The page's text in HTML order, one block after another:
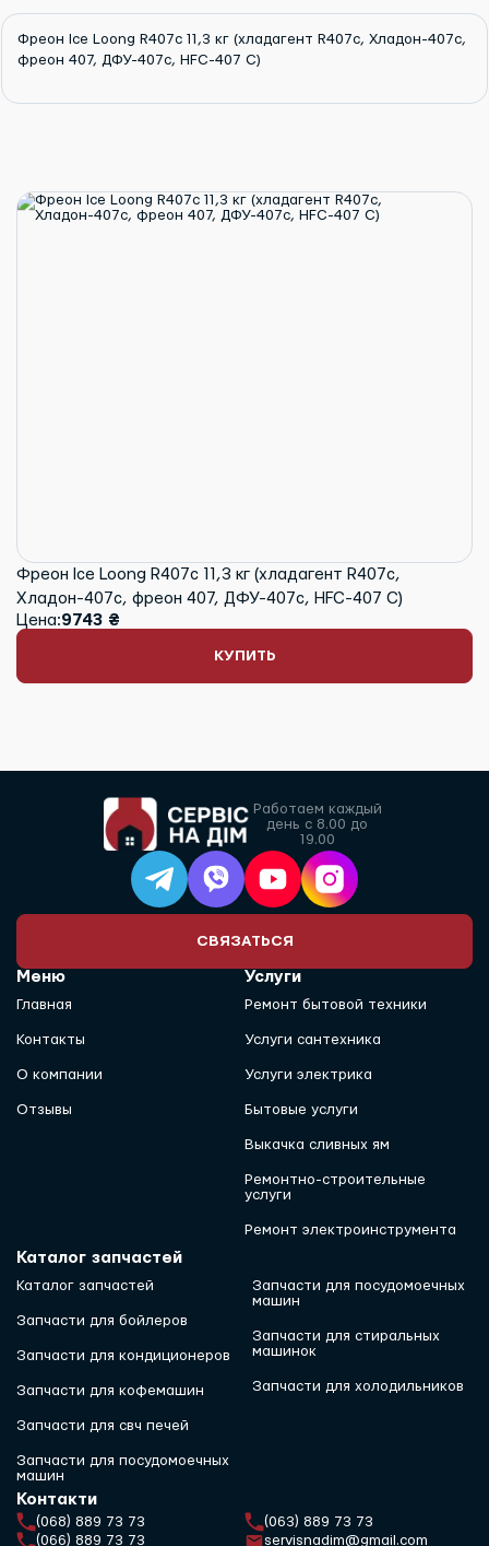
Фреон Ice Loong R407c 11,3 кг (хладагент R407c, Хладон-407c,
фреон 407, ДФУ-407c, HFC-407 С)
Фреон Ice Loong R407c 11,3 кг (хладагент R407c,
Хладон-407c, фреон 407, ДФУ-407c, HFC-407 С)
Цена:9743 ₴
КУПИТЬ
Работаем каждый
день с 8.00 до
19.00
СВЯЗАТЬСЯ
Меню
Главная
Контакты
О компании
Отзывы
Услуги
Ремонт бытовой техники
Услуги сантехника
Услуги электрика
Бытовые услуги
Выкачка сливных ям
Ремонтно-строительные
услуги
Ремонт электроинструмента
Каталог запчастей
Каталог запчастей
Запчасти для бойлеров
Запчасти для кондиционеров
Запчасти для кофемашин
Запчасти для свч печей
Запчасти для посудомоечных
машин
Запчасти для посудомоечных
машин
Запчасти для стиральных
машинок
Запчасти для холодильников
Контакти
(068) 889 73 73
(063) 889 73 73
(066) 889 73 73
servisnadim@gmail.com